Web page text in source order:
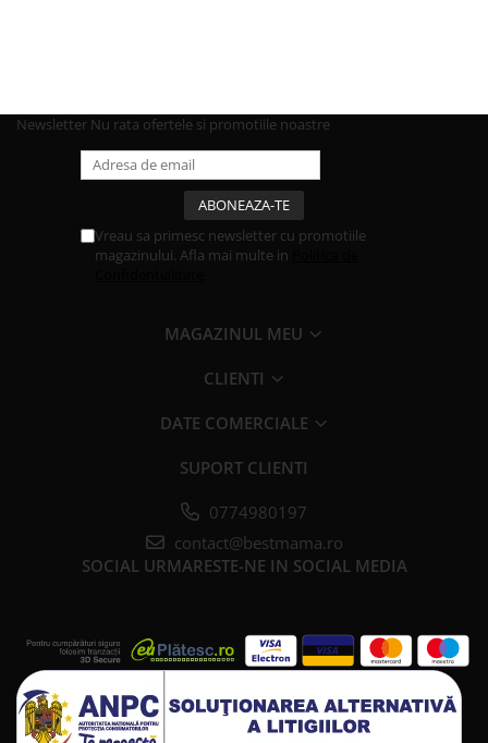
Newsletter Nu rata ofertele si promotiile noastre
Vreau sa primesc newsletter cu promotiile
magazinului. Afla mai multe in
MAGAZINUL MEU
CLIENTI
DATE COMERCIALE
SUPORT CLIENTI
0774980197
contact@bestmama.ro
SOCIAL URMARESTE-NE IN SOCIAL MEDIA